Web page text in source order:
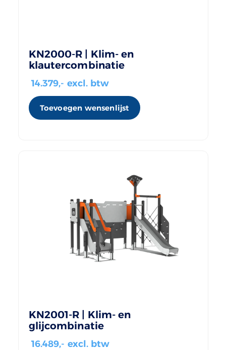
KN2000-R | Klim- en
klautercombinatie
14.379,- excl. btw
Toevoegen wensenlijst
KN2001-R | Klim- en
glijcombinatie
16.489,- excl. btw